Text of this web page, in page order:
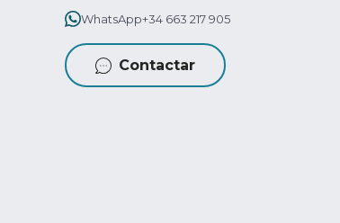
WhatsApp+34 663 217 905
Contactar